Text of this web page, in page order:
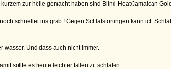
zur hölle gemacht haben sind Blind-Heat/Jamaican
schneller ins grab ! Gegen Schlafstörungen kann ich
wasser. Und dass auch nicht immer.
sollte es heute leichter fallen zu schlafen.